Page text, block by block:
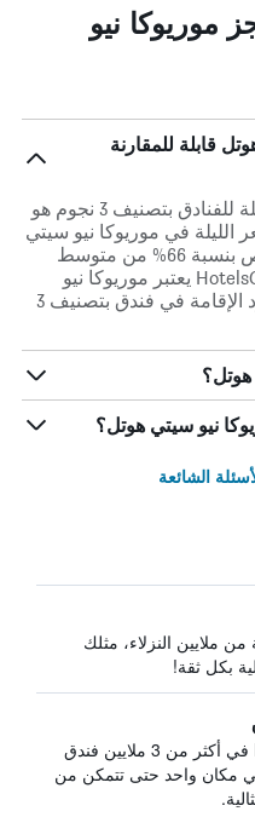
موريوكا نيو
قابلة للمقارنة
في موريوكا، يبلغ متوسط ​​سعر الليلة للفنادق بتصنيف 3 نجوم هو
الليلة في موريوكا نيو سيتي
هوتل حوالي 213 ﷼ وهو سعر أرخص بنسبة 66% من متوسط
الأسعار في المدينة. في HotelsCombined يعتبر موريوكا نيو
سيتي هوتل صفقة جيدة إذا كنت تود الإقامة في فندق بتصنيف 3
هوتل؟
نيو سيتي هوتل؟
الشائعة
ملايين النزلاء، مثلك
بكل ثقة!
يبحث HotelsCombined في أكثر من 3 ملايين فندق
مكان واحد حتى تتمكن من